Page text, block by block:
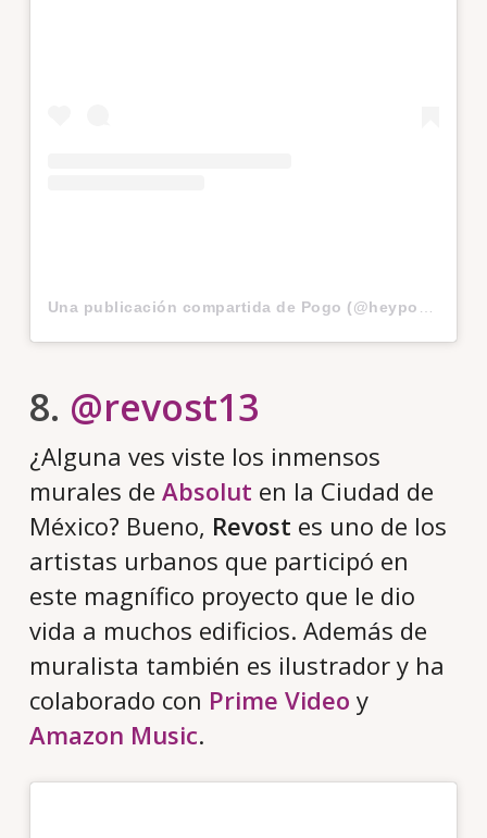
8. @revost13
¿Alguna ves viste los inmensos
murales de Absolut en la Ciudad de
México? Bueno, Revost es uno de los
artistas urbanos que participó en
este magnífico proyecto que le dio
vida a muchos edificios. Además de
muralista también es ilustrador y ha
colaborado con Prime Video y
Amazon Music.